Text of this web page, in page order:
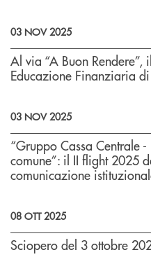
03 NOV 2025
Al via “A Buon Rendere”,
Educazione Finanziaria
03 NOV 2025
“Gruppo Cassa Centrale
comune”: il II flight 2025
comunicazione
08 OTT 2025
Sciopero del 3 ottobre